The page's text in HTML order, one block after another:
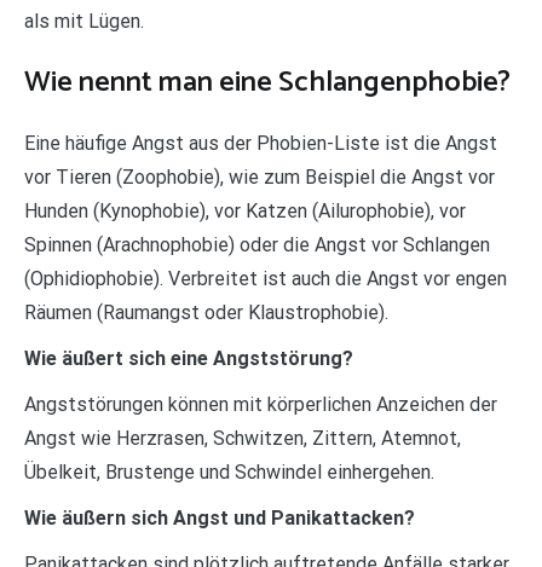
als mit Lügen.
Wie nennt man eine Schlangenphobie?
Eine häufige Angst aus der Phobien-Liste ist die Angst
vor Tieren (Zoophobie), wie zum Beispiel die Angst vor
Hunden (Kynophobie), vor Katzen (Ailurophobie), vor
Spinnen (Arachnophobie) oder die Angst vor Schlangen
(Ophidiophobie). Verbreitet ist auch die Angst vor engen
Räumen (Raumangst oder Klaustrophobie).
Wie äußert sich eine Angststörung?
Angststörungen können mit körperlichen Anzeichen der
Angst wie Herzrasen, Schwitzen, Zittern, Atemnot,
Übelkeit, Brustenge und Schwindel einhergehen.
Wie äußern sich Angst und Panikattacken?